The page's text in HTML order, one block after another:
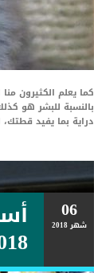
كما يعلم الكثيرون
بالنسبة للبشر هو
دراية بما يفيد
06
شهر2018
2018